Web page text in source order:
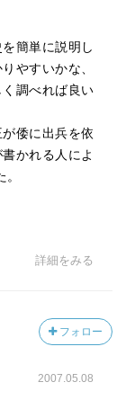
簡単に説明し
やすいかな、
調べれば良い
倭に出兵を依
かれる人によ
詳細をみる
フォロー
2007.05.08